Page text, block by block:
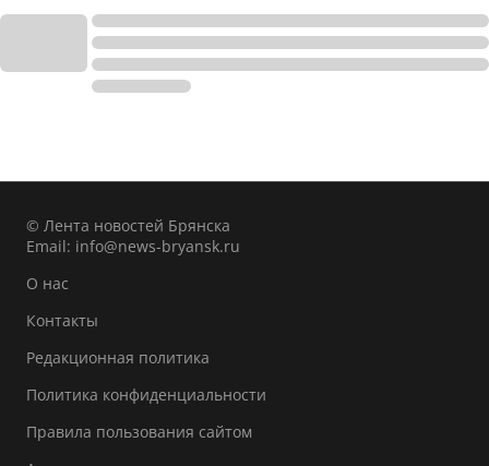
© Лента новостей Брянска
Email: info@news-bryansk.ru
О нас
Контакты
Редакционная политика
Политика конфиденциальности
Правила пользования сайтом